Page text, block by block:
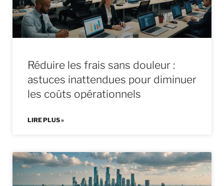
Réduire les frais sans douleur :
astuces inattendues pour diminuer
les coûts opérationnels
LIRE PLUS »